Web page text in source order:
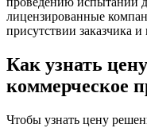
лицензированные
присутствии заказчика
Как узнать
коммерческое
Чтобы узнать цену